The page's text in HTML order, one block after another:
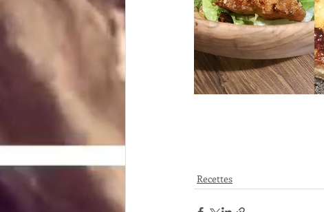
Recettes